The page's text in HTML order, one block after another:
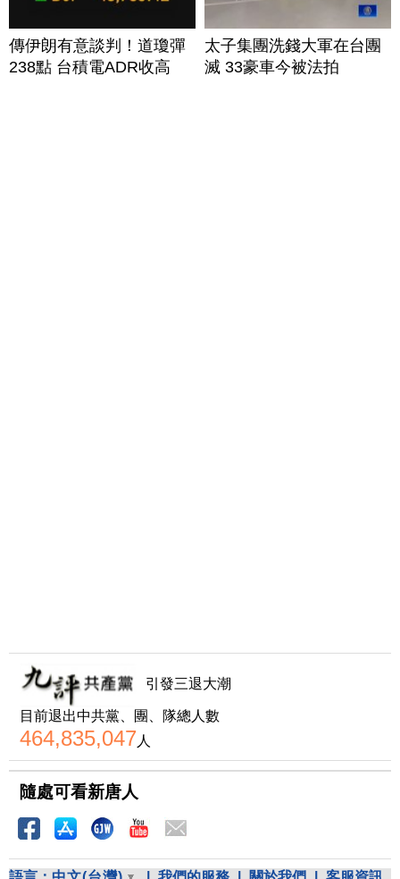
傳伊朗有意談判！道瓊彈
238點 台積電ADR收高
太子集團洗錢大軍在台團
滅 33豪車今被法拍
引發三退大潮
目前退出中共黨、團、隊總人數
464,835,047人
隨處可看新唐人